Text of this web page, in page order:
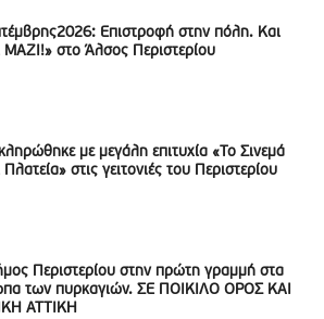
Επιστροφή στην πόλη. Και
ΜΑΖΙ!» στο Άλσος Περιστερίου
με μεγάλη επιτυχία «Το Σινεμά
Πλατεία» στις γειτονιές του Περιστερίου
Περιστερίου στην πρώτη γραμμή στα
των πυρκαγιών. ΣΕ ΠΟΙΚΙΛΟ ΟΡΟΣ ΚΑΙ
ΑΤΤΙΚΗ